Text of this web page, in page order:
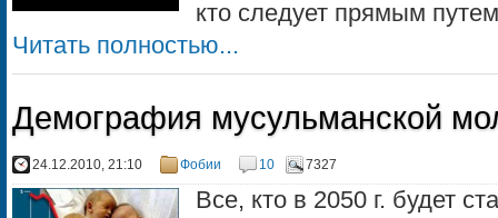
кто следует прямым
Читать полностью...
Демография мусульманской
24.12.2010, 21:10 Фобии 10 7327
Все, кто в 2050 г. будет